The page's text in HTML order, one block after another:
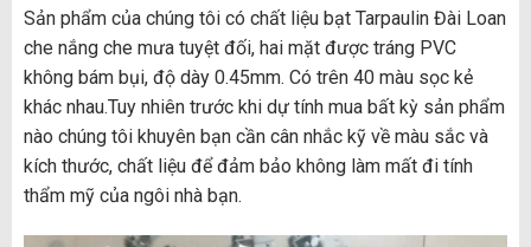
Sản phẩm của chúng tôi có chất liệu bạt Tarpaulin Đài Loan
che nắng che mưa tuyệt đối, hai mặt được tráng PVC
không bám bụi, độ dày 0.45mm. Có trên 40 màu sọc kẻ
khác nhau.Tuy nhiên trước khi dự tính mua bất kỳ sản phẩm
nào chúng tôi khuyên bạn cần cân nhắc kỹ về màu sắc và
kích thước, chất liệu để đảm bảo không làm mất đi tính
thẩm mỹ của ngôi nhà bạn.